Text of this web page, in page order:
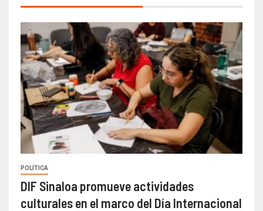
POLÍTICA
DIF Sinaloa promueve actividades
culturales en el marco del Día Internacional